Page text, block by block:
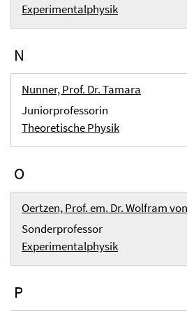
Experimentalphysik
N
Nunner, Prof. Dr. Tamara
Juniorprofessorin
Theoretische Physik
O
Oertzen, Prof. em. Dr. Wolfram von
Sonderprofessor
Experimentalphysik
P